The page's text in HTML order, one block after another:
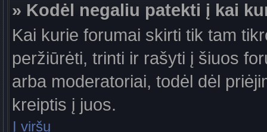
» Kodėl negaliu patekti į kai
Kai kurie forumai skirti tik tam
peržiūrėti, trinti ir rašyti į šiuos
arba moderatoriai, todėl dėl
kreiptis į juos.
Į viršų